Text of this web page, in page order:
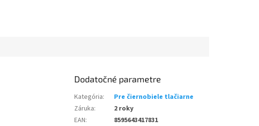
Dodatočné parametre
Kategória:
Pre čiernobiele tlačiarne
Záruka:
2 roky
EAN: 8595643417831